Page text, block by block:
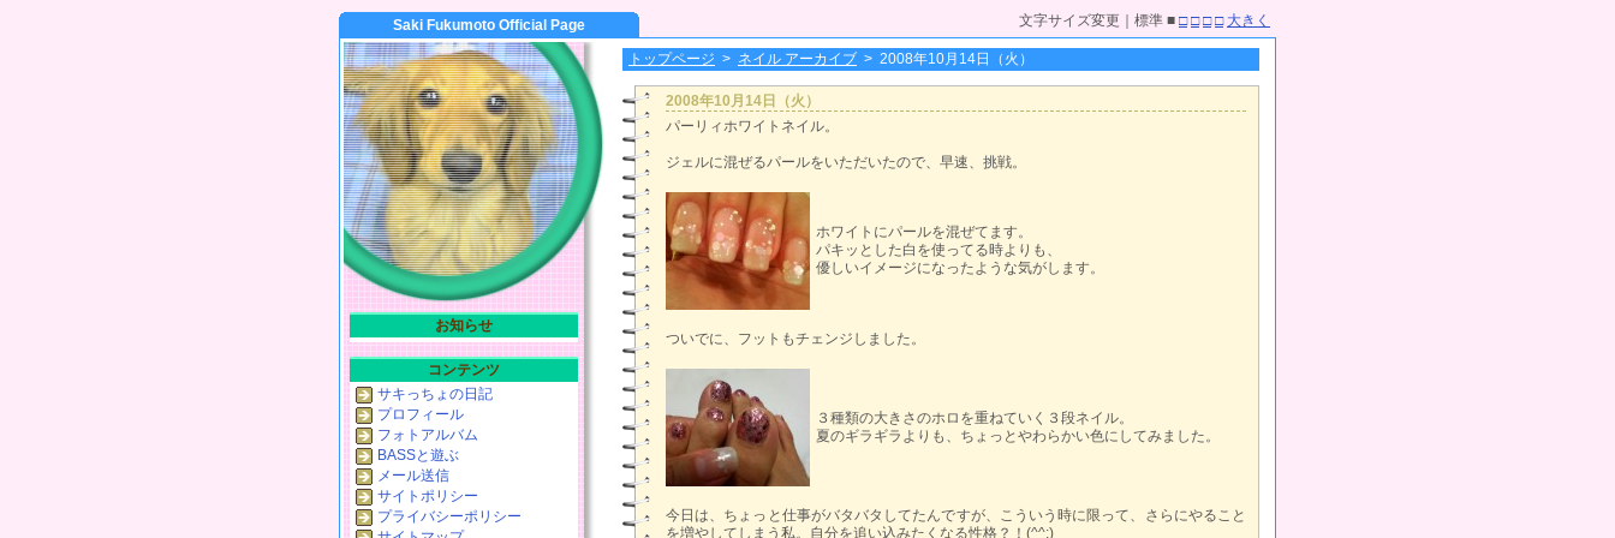
Saki Fukumoto Official Page 文字サイズ変更｜標準 ■ □ □ □ □ 大きく
トップページ > ネイル アーカイブ > 2008年10月14日（火）
2008年10月14日（火）
パーリィホワイトネイル。
ジェルに混ぜるパールをいただいたので、早速、挑戦。
ホワイトにパールを混ぜてます。
パキッとした白を使ってる時よりも、
優しいイメージになったような気がします。
ついでに、フットもチェンジしました。
３種類の大きさのホロを重ねていく３段ネイル。
夏のギラギラよりも、ちょっとやわらかい色にしてみました。
今日は、ちょっと仕事がバタバタしてたんですが、こういう時に限って、さらにやること
を増やしてしまう私。自分を追い込みたくなる性格？！(^^;)
お知らせ
コンテンツ
サキっちょの日記
プロフィール
フォトアルバム
BASSと遊ぶ
メール送信
サイトポリシー
プライバシーポリシー